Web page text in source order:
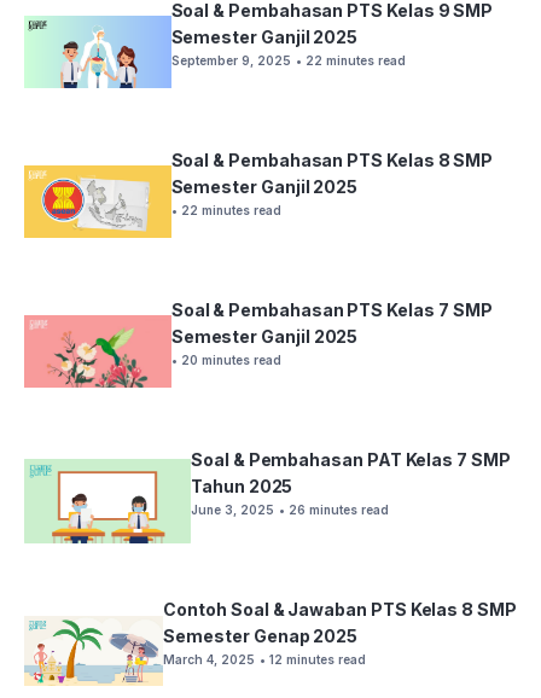
Soal & Pembahasan PTS Kelas 9 SMP
Semester Ganjil 2025
September 9, 2025 • 22 minutes read
Soal & Pembahasan PTS Kelas 8 SMP
Semester Ganjil 2025
• 22 minutes read
Soal & Pembahasan PTS Kelas 7 SMP
Semester Ganjil 2025
• 20 minutes read
Soal & Pembahasan PAT Kelas 7 SMP
Tahun 2025
June 3, 2025 • 26 minutes read
Contoh Soal & Jawaban PTS Kelas 8 SMP
Semester Genap 2025
March 4, 2025 • 12 minutes read